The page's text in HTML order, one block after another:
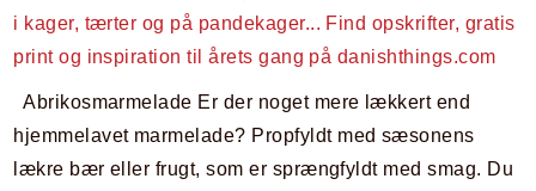
Abrikosmarmelade Er der noget mere lækkert end
hjemmelavet marmelade? Propfyldt med sæsonens
lækre bær eller frugt, som er sprængfyldt med smag. Du